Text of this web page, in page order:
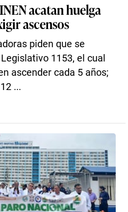
acatan huelga
ascensos
piden que se
1153, el cual
ascender cada 5 años;
...